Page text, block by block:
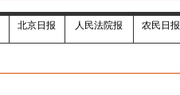
北京日报 人民法院报 农民日报